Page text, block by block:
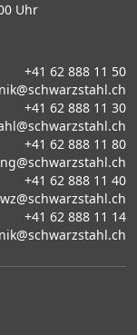
Uhr
+41 62 888 11 50
+41 62 888 11 30
+41 62 888 11 80
+41 62 888 11 40
+41 62 888 11 14